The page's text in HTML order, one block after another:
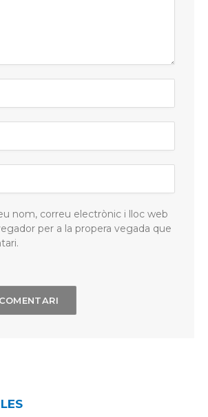
nom, correu electrònic i lloc web
per a la propera vegada que